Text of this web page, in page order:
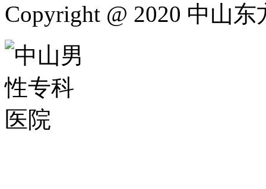
Copyright @ 2020 中山